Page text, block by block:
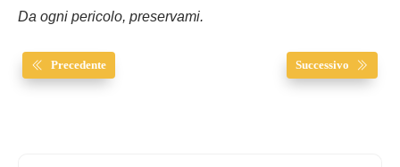
Da ogni pericolo, preservami.
Precedente Successivo